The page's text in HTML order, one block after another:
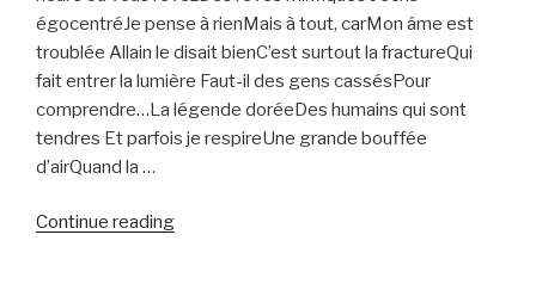
égocentréJe pense à rienMais à tout, carMon âme est
troublée Allain le disait bienC’est surtout la fractureQui
fait entrer la lumière Faut-il des gens cassésPour
comprendre…La légende doréeDes humains qui sont
tendres Et parfois je respireUne grande bouffée
d’airQuand la …
Continue reading“Morceaux